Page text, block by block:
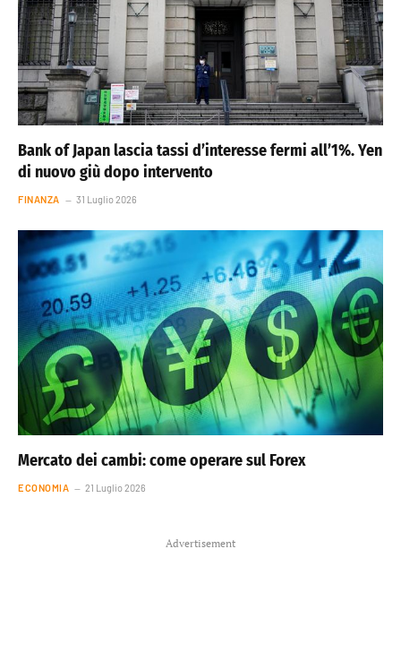
Bank of Japan lascia tassi d’interesse fermi all’1%. Yen
di nuovo giù dopo intervento
FINANZA 31 Luglio 2026
Mercato dei cambi: come operare sul Forex
ECONOMIA 21 Luglio 2026
Advertisement